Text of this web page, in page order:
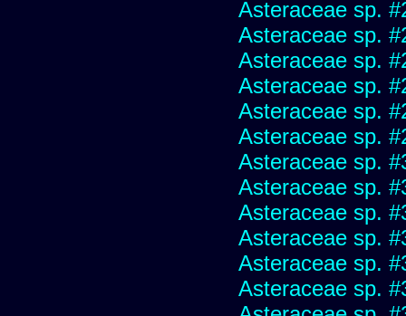
Asteraceae sp.
Asteraceae sp.
Asteraceae sp.
Asteraceae sp.
Asteraceae sp.
Asteraceae sp.
Asteraceae sp.
Asteraceae sp.
Asteraceae sp.
Asteraceae sp.
Asteraceae sp.
Asteraceae sp.